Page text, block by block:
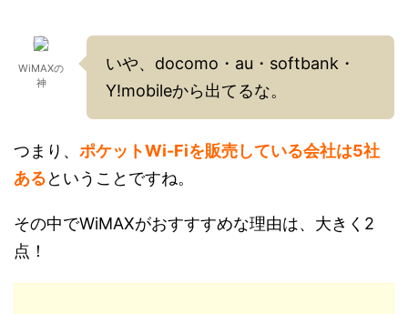
WiMAXの
神
いや、docomo・au・softbank・
Y!mobileから出てるな。
つまり、 ポケットWi-Fiを販売している会社は5社
あるということですね。
その中でWiMAXがおすすすめな理由は、大きく2
点！